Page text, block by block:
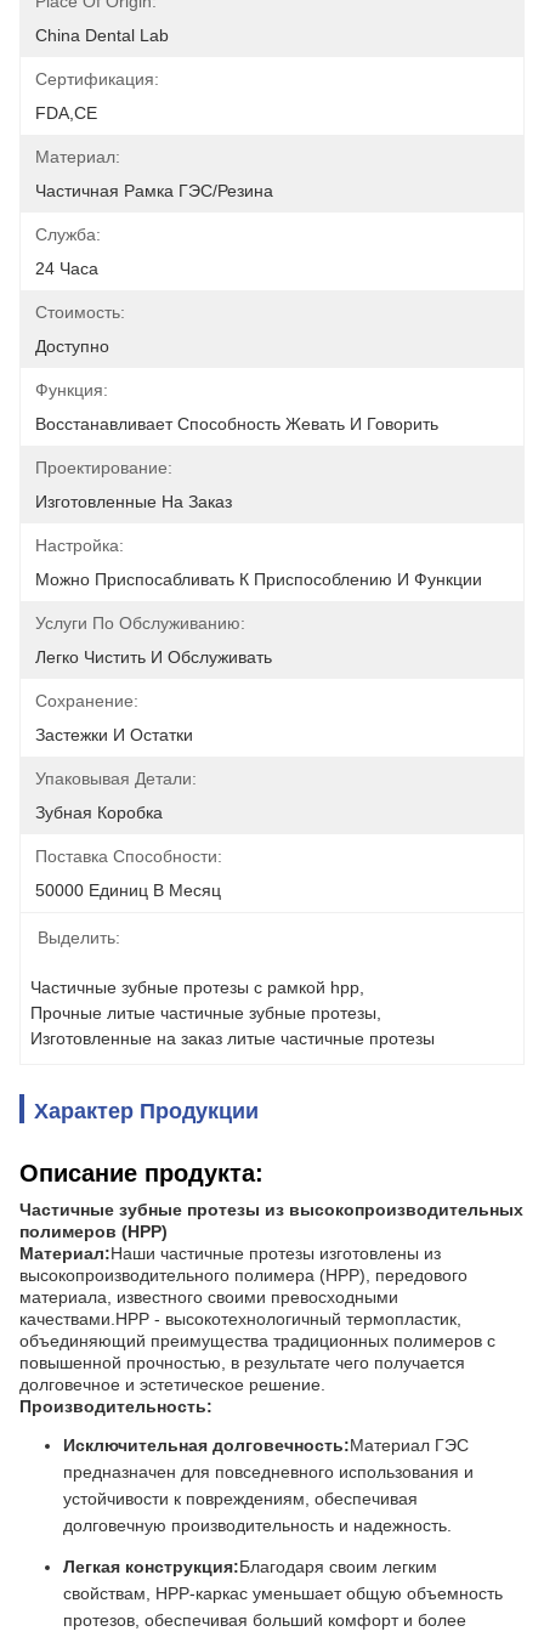
China Dental Lab
Сертификация:
FDA,CE
Материал:
Частичная Рамка ГЭС/резина
Служба:
24 Часа
Стоимость:
Доступно
Функция:
Восстанавливает Способность Жевать И Говорить
Проектирование:
Изготовленные На Заказ
Настройка:
Можно Приспосабливать К Приспособлению И Функции
Услуги По Обслуживанию:
Легко Чистить И Обслуживать
Сохранение:
Застежки И Остатки
Упаковывая Детали:
Зубная Коробка
Поставка Способности:
50000 Единиц В Месяц
Выделить:
Частичные зубные протезы с рамкой hpp
Прочные литые частичные зубные протезы
Изготовленные на заказ литые частичные протезы
Характер Продукции
Описание продукта:
Частичные зубные протезы из высокопроизводительных
полимеров (HPP)
Материал:Наши частичные протезы изготовлены из
высокопроизводительного полимера (HPP), передового
материала, известного своими превосходными
качествами.HPP - высокотехнологичный термопластик,
объединяющий преимущества традиционных полимеров с
повышенной прочностью, в результате чего получается
долговечное и эстетическое решение.
Производительность:
Исключительная долговечность:Материал ГЭС
предназначен для повседневного использования и
устойчивости к повреждениям, обеспечивая
долговечную производительность и надежность.
Легкая конструкция:Благодаря своим легким
свойствам, HPP-каркас уменьшает общую объемность
протезов, обеспечивая больший комфорт и более